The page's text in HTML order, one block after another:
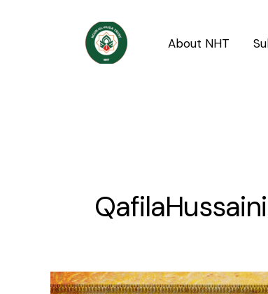
About NHT
QafilaHussaini
Madina